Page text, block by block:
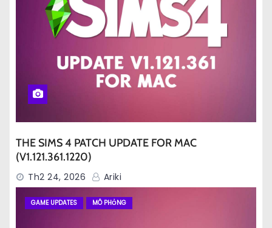
THE SIMS 4 PATCH UPDATE FOR MAC
(V1.121.361.1220)
Th2 24, 2026 Ariki
GAME UPDATES MÔ PHỎNG